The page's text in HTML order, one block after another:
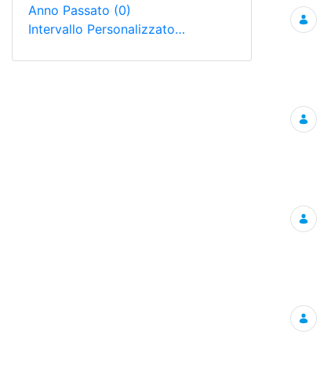
Anno Passato (0)
Intervallo Personalizzato…